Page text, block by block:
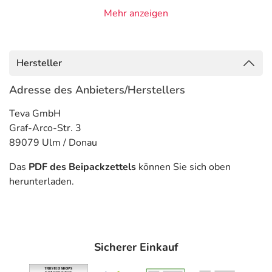
Anwendungsgebiete
chronischer Nierenerkrankung (renale Osteopathie)
Gegenanzeigen
Was spricht gegen eine Anwendung?
- Überempfindlichkeit gegen die Inhaltsstoffe
- Zu hoher Kalziumspiegel im Blut (Hyperkalzämie)
- Überfunktion der Nebenschilddrüse
- Kinder und Jugendliche unter 18 Jahren: Für diese
Altersgruppe liegen keine Dosierungsangaben vor.
Mehr anzeigen
Hersteller
Adresse des Anbieters/Herstellers
Teva GmbH
Graf-Arco-Str. 3
89079 Ulm / Donau
Das PDF des Beipackzettels können Sie sich oben
herunterladen.
Sicherer Einkauf